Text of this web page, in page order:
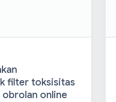
filter toksisitas
online